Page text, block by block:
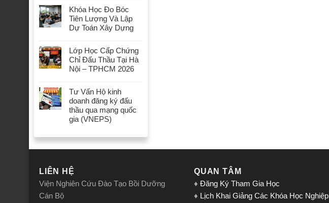
Khóa Học Đo Bóc
Tiên Lượng Và Lập
Dự Toán Xây Dựng
Lớp Học Cấp Chứng
Chỉ Đấu Thầu Tại Hà
Nội – TPHCM 2026
Tư Vấn Hộ kinh
doanh đăng ký đấu
thầu qua mạng quốc
gia (VNEPS)
LIÊN HỆ
Viện Nghiên Cứu Đào Tạo Bồi Dưỡng
Cán Bộ
QUAN TÂM
♦ Đăng Ký Tham Gia Học
♦ Lịch Khai Giảng Các Khóa Học Nghiệp